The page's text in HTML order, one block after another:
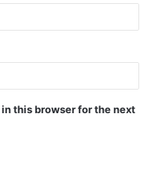
this browser for the next